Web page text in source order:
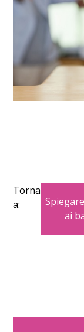
Torna
a:
ai